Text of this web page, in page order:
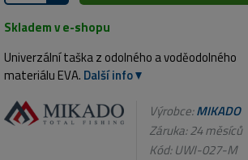
Skladem v e-shopu
Univerzální taška z odolného a voděodolného
materiálu EVA. Další info
Výrobce:MIKADO
Záruka: 24 měsíců
Kód:UWI-027-M